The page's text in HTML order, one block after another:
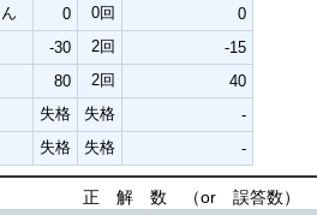
0 0回
0
-30 2回
-15
80 2回
40
失格 失格
-
失格 失格 -
数 （or 誤答数）